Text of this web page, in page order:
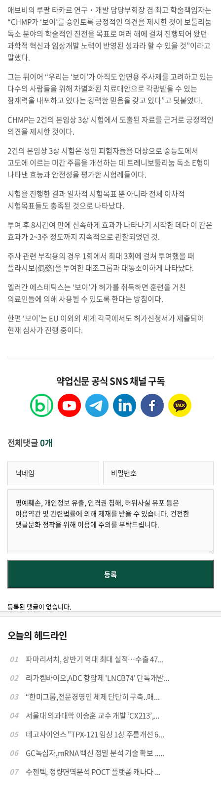
애브비의 루팔 타카르 연구‧개발 담당부회장 겸 최고 학술책임자는
“CHMP가 ‘보이’를 승인토록 긍정적인 의견을 제시한 것이 보툴리눔
독소 분야의 학술적인 진전을 목표로 여러 해에 걸쳐 진행되어 왔던
과학적 혁신과 임상개발 노력이 반영된 성과라 할 수 있을 것”이라고
말했다.
그는 뒤이어 “우리는 ‘보이’가 아직도 안면용 주사제를 고려하고 있는
다수의 사람들을 위해 차별화된 치료대안으로 각광받을 수 있는
잠재력을 내포하고 있다는 강력한 믿음을 갖고 있다”고 덧붙였다.
CHMP는 2건의 본임상 3상 시험에서 도출된 자료를 근거로 긍정적인
의견을 제시한 것이다.
2건의 본임상 3상 시험은 성인 피험자들을 대상으로 중등도에서
고도에 이르는 미간 주름을 개선하는 데 트레니보툴리눔 독소 E형이
나타낸 효능과 안전성을 평가한 시험례들이다.
시험을 진행한 결과 일차적 시험목표 뿐 아니라 전체 이차적
시험목표들도 충족된 것으로 나타났다.
투여 후 8시간여 만에 신속하게 효과가 나타나기 시작한 데다 이 같은
효과가 2~3주 정도까지 지속적으로 관찰되었던 것.
주사 관련 부작용의 경우 1회에서 최대 3회에 걸쳐 투여했을 때
플라시보(僞藥)을 투여한 대조그룹과 대동소이하게 나타났다.
엘러간 에스테틱스는 ‘보이’가 허가를 취득하면 훈련을 거친
의료인들에 의해 사용될 수 있도록 한다는 방침이다.
한편 ‘보이’는 EU 이외의 세계 각국에서도 허가신청서가 제출되어
현재 심사가 진행 중이다.
약업신문 공식 SNS 채널 구독
전체댓글0개
등록된 댓글이 없습니다.
오늘의 헤드라인
01
파마리서치, 상반기 역대 최대 실적…수출 47...
02
리가켐바이오,ADC 항암제 'LNCB74' 단독개발...
03
“한미그룹,전문경영인 체제 단단히 구축..매...
04
서울대 의과대학 이승훈 교수 개발 ‘CX213’,...
05
테고사이언스 "TPX-121 임상 1상 주름개선 6...
06
GC녹십자,mRNA 백신 정밀 분석 기술 확보 .....
07
수젠텍, 정량면역분석 POCT 플랫폼 캐나다 ...